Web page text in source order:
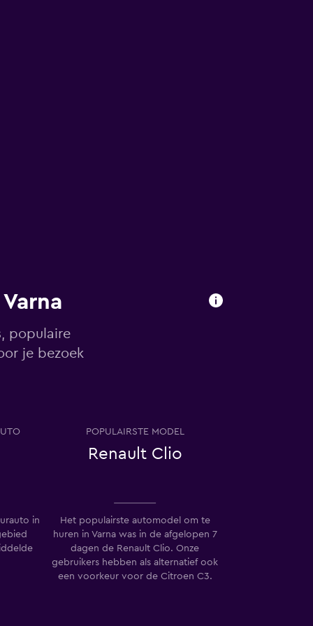
populaire
je bezoek
POPULAIRSTE MODEL
Renault Clio
in
Het populairste automodel om te
huren in Varna was in de afgelopen 7
dagen de Renault Clio. Onze
gebruikers hebben als alternatief ook
een voorkeur voor de Citroen C3.